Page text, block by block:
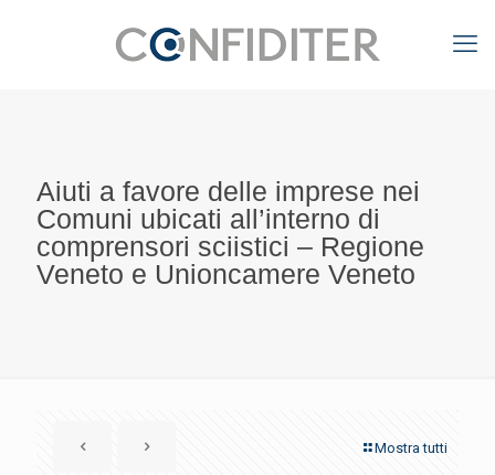
Aiuti a favore delle imprese nei
Comuni ubicati all’interno di
comprensori sciistici – Regione
Veneto e Unioncamere Veneto
Mostra tutti